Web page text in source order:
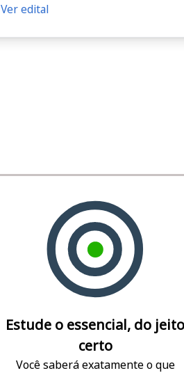
Ver edital
Estude o essencial, do jeito
certo
Você saberá exatamente o que